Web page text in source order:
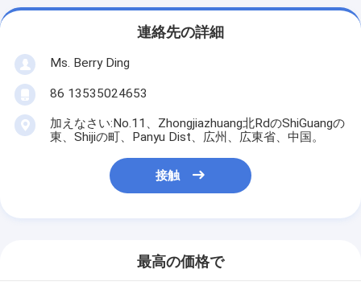
連絡先の詳細
Ms. Berry Ding
86 13535024653
加えなさい:No.11、Zhongjiazhuang北RdのShiGuangの
東、Shijiの町、Panyu Dist、広州、広東省、中国。
接触
最高の価格で